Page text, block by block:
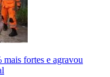
fortes e agravou